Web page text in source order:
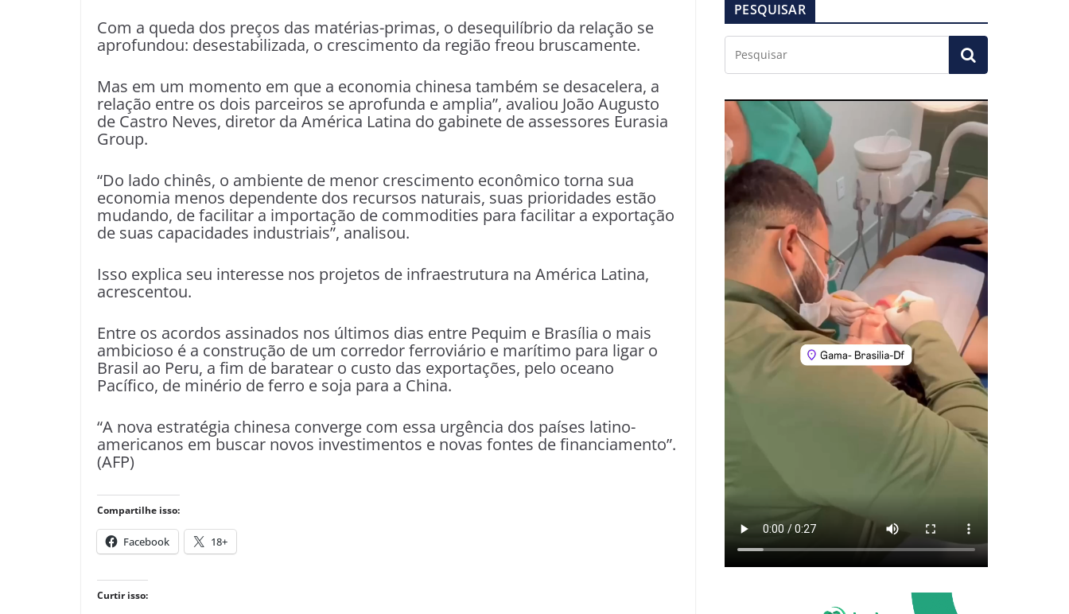
Com a queda dos preços das matérias-primas, o desequilíbrio da relação se
aprofundou: desestabilizada, o crescimento da região freou bruscamente.
Mas em um momento em que a economia chinesa também se desacelera, a
relação entre os dois parceiros se aprofunda e amplia”, avaliou João Augusto
de Castro Neves, diretor da América Latina do gabinete de assessores Eurasia
Group.
“Do lado chinês, o ambiente de menor crescimento econômico torna sua
economia menos dependente dos recursos naturais, suas prioridades estão
mudando, de facilitar a importação de commodities para facilitar a exportação
de suas capacidades industriais”, analisou.
Isso explica seu interesse nos projetos de infraestrutura na América Latina,
acrescentou.
Entre os acordos assinados nos últimos dias entre Pequim e Brasília o mais
ambicioso é a construção de um corredor ferroviário e marítimo para ligar o
Brasil ao Peru, a fim de baratear o custo das exportações, pelo oceano
Pacífico, de minério de ferro e soja para a China.
“A nova estratégia chinesa converge com essa urgência dos países latino-
americanos em buscar novos investimentos e novas fontes de financiamento”.
(AFP)
Compartilhe isso:
Facebook 18+
Curtir isso:
PESQUISAR